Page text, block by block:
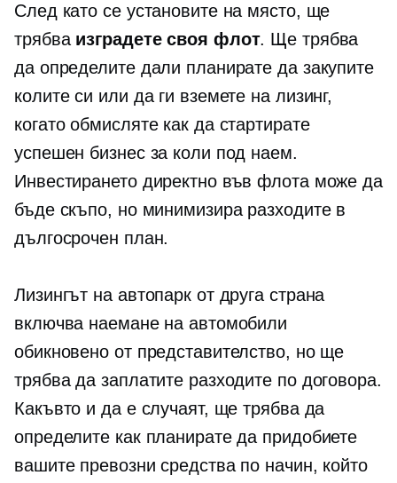
След като се установите на място, ще
трябва изградете своя флот. Ще трябва
да определите дали планирате да закупите
колите си или да ги вземете на лизинг,
когато обмисляте как да стартирате
успешен бизнес за коли под наем.
Инвестирането директно във флота може да
бъде скъпо, но минимизира разходите в
дългосрочен план.
Лизингът на автопарк от друга страна
включва наемане на автомобили
обикновено от представителство, но ще
трябва да заплатите разходите по договора.
Какъвто и да е случаят, ще трябва да
определите как планирате да придобиете
вашите превозни средства по начин, който